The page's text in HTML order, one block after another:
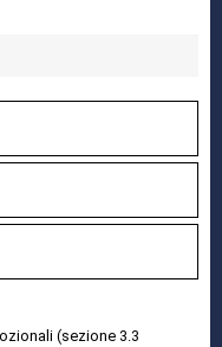
(sezione 3.3